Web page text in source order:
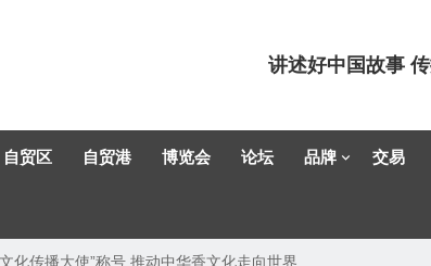
讲述好中国故事
自贸区 自贸港 博览会 论坛 品牌 交易
化传播大使”称号 推动中华香文化走向世界